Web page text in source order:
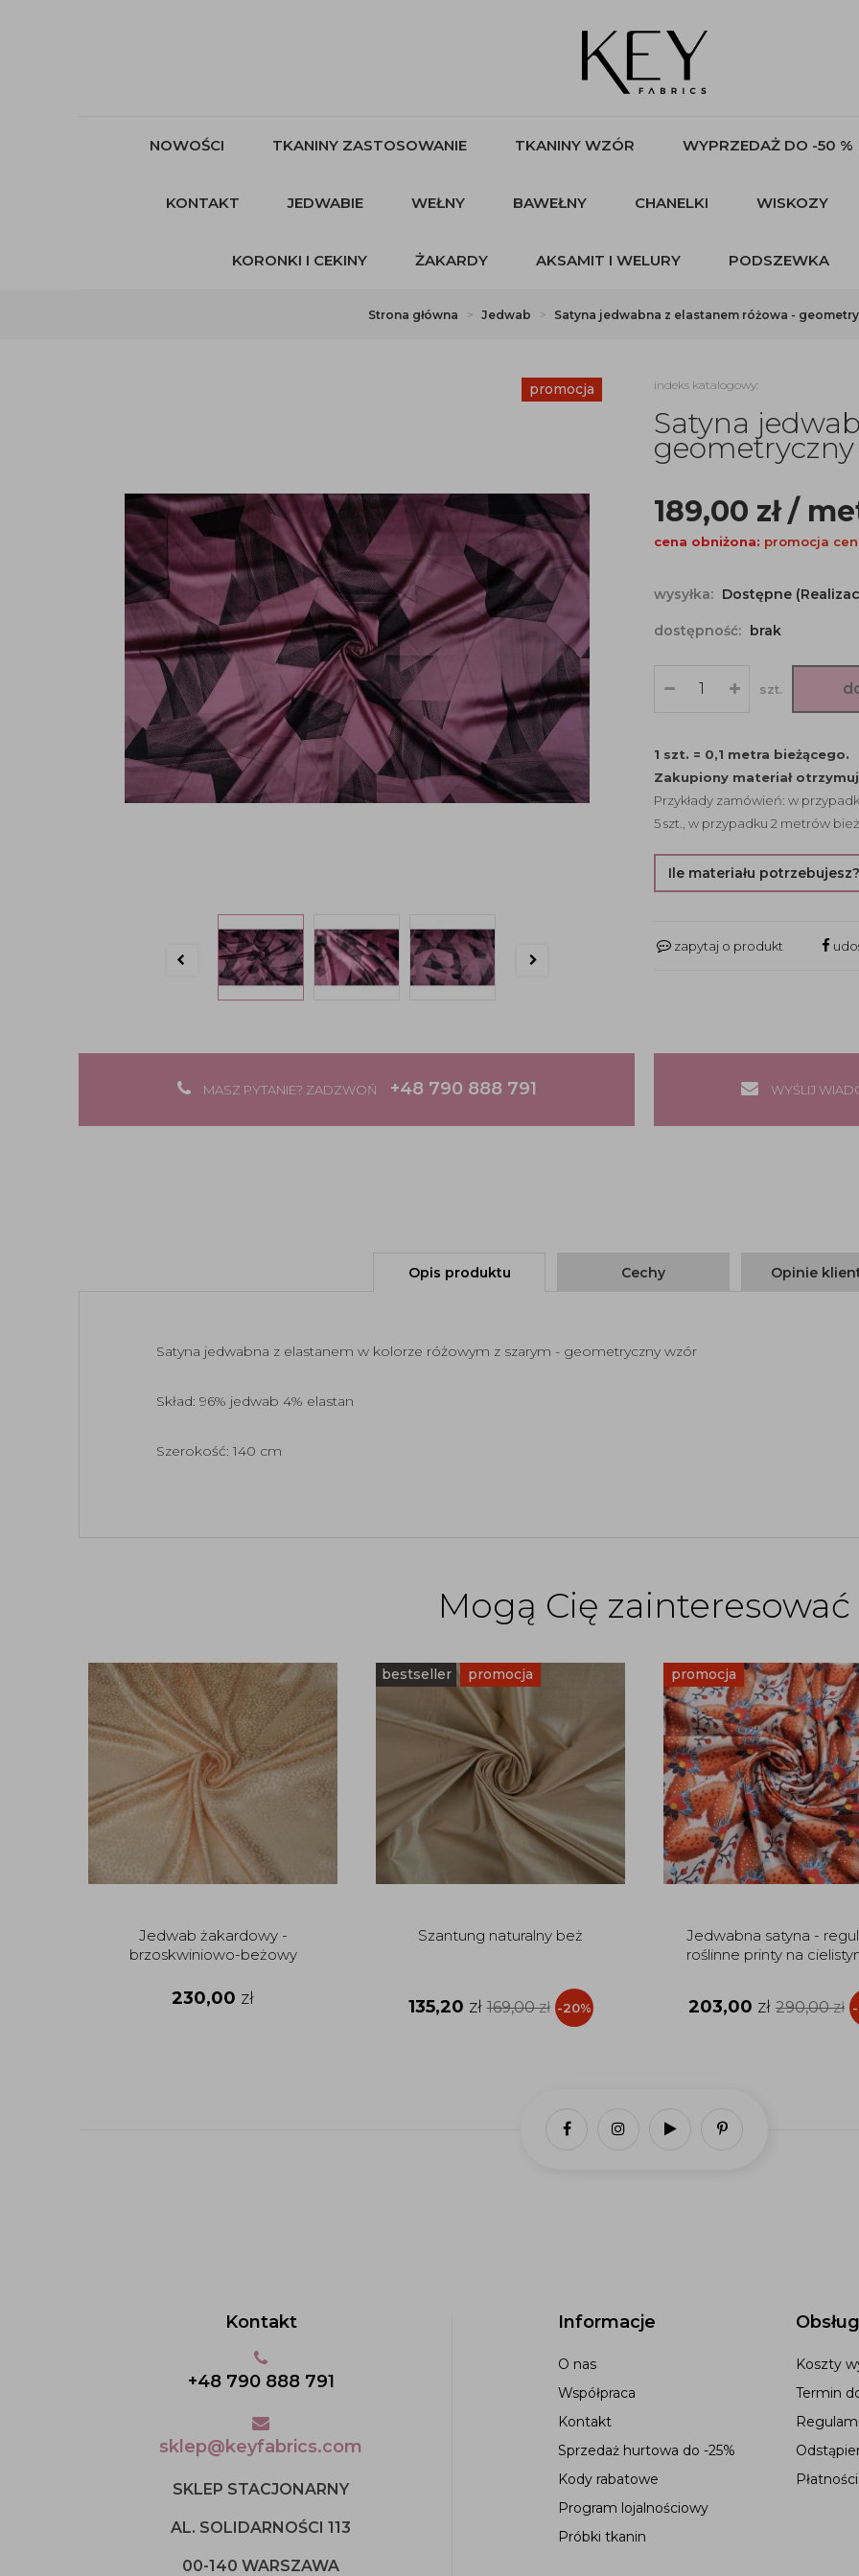
NOWOŚCI TKANINY ZASTOSOWANIE TKANINY WZÓR WYPRZEDAŻ DO -50 %
KONTAKT JEDWABIE WEŁNY BAWEŁNY CHANELKI WISKOZY
KORONKI I CEKINY ŻAKARDY AKSAMIT I WELURY PODSZEWKA
Strona główna Jedwab Satyna jedwabna z elastanem różowa -
promocja indeks katalogowy:
Satyna
189,00 zł/
cena obniżona: promocja
wysyłka: Dostępne
dostępność: brak
szt.
1 szt. = 0,1 metra bieżącego.
Zakupiony materiał
Przykłady zamówień: w
5 szt., w przypadku 2 metrów
Ile materiału potrzebujesz?
zapytaj o produkt
MASZ PYTANIE? ZADZWOŃ +48 790 888 791 WYŚLIJ
Opis produktu Cechy Opinie
Satyna jedwabna z elastanem w kolorze różowym z szarym - geometryczny wzór
Skład: 96% jedwab 4% elastan
Szerokość: 140 cm
Mogą Cię zainteresować
Jedwab żakardowy -
brzoskwiniowo-beżowy
230,00 zł
bestseller promocja
Szantung naturalny beż
135,20 zł 169,00zł -20%
promocja
Jedwabna satyna -
roślinne printy na
203,00 zł 290,00zł
Informacje
O nas
Współpraca
Kontakt
Sprzedaż hurtowa do -25%
Kody rabatowe
Program lojalnościowy
Próbki tkanin
Koszty
Termin
Płatności
Kontakt
+48 790 888 791
sklep@keyfabrics.com
SKLEP STACJONARNY
AL. SOLIDARNOŚCI 113
00-140 WARSZAWA